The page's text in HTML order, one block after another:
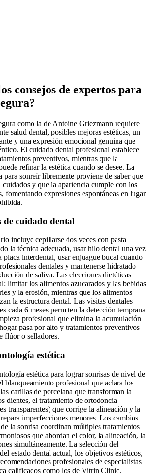
consejos de expertos para
como la de Antoine Griezmann requiere
salud dental, posibles mejoras estéticas, un
y una expresión emocional genuina que
El cuidado dental profesional establece
preventivos, mientras que la
refinar la estética cuando se desee. La
para sonreír libremente proviene de saber que
cuidados y que la apariencia cumple con los
fomentando expresiones espontáneas en lugar
de cuidado dental
incluye cepillarse dos veces con pasta
la técnica adecuada, usar hilo dental una vez
placa interdental, usar enjuague bucal cuando
dentales y mantenerse hidratado
de saliva. Las elecciones dietéticas
limitar los alimentos azucarados y las bebidas
y la erosión, mientras que los alimentos
la estructura dental. Las visitas dentales
cada 6 meses permiten la detección temprana
profesional que elimina la acumulación
pasa por alto y tratamientos preventivos
flúor o selladores.
estética
estética para lograr sonrisas de nivel de
blanqueamiento profesional que aclara los
carillas de porcelana que transforman la
dientes, el tratamiento de ortodoncia
transparentes) que corrige la alineación y la
imperfecciones menores. Los cambios
la sonrisa coordinan múltiples tratamientos
que abordan el color, la alineación, la
simultáneamente. La selección del
estado dental actual, los objetivos estéticos,
profesionales de especialistas
calificados como los de Vitrin Clinic.